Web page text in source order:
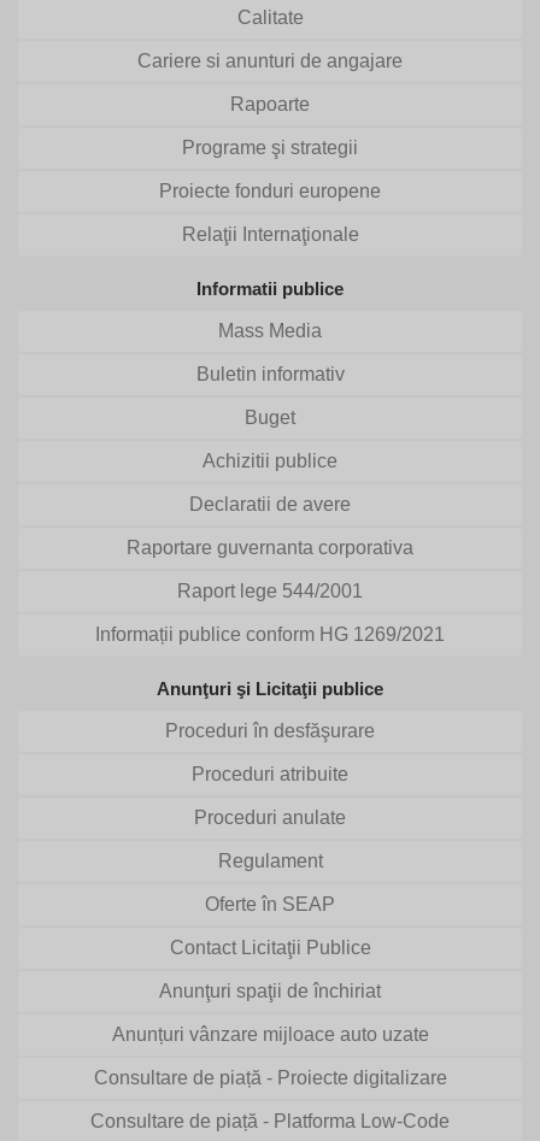
Calitate
Cariere si anunturi de angajare
Rapoarte
Programe şi strategii
Proiecte fonduri europene
Relaţii Internaţionale
Informatii publice
Mass Media
Buletin informativ
Buget
Achizitii publice
Declaratii de avere
Raportare guvernanta corporativa
Raport lege 544/2001
Informații publice conform HG 1269/2021
Anunţuri şi Licitaţii publice
Proceduri în desfăşurare
Proceduri atribuite
Proceduri anulate
Regulament
Oferte în SEAP
Contact Licitaţii Publice
Anunţuri spaţii de închiriat
Anunțuri vânzare mijloace auto uzate
Consultare de piață - Proiecte digitalizare
Consultare de piață - Platforma Low-Code